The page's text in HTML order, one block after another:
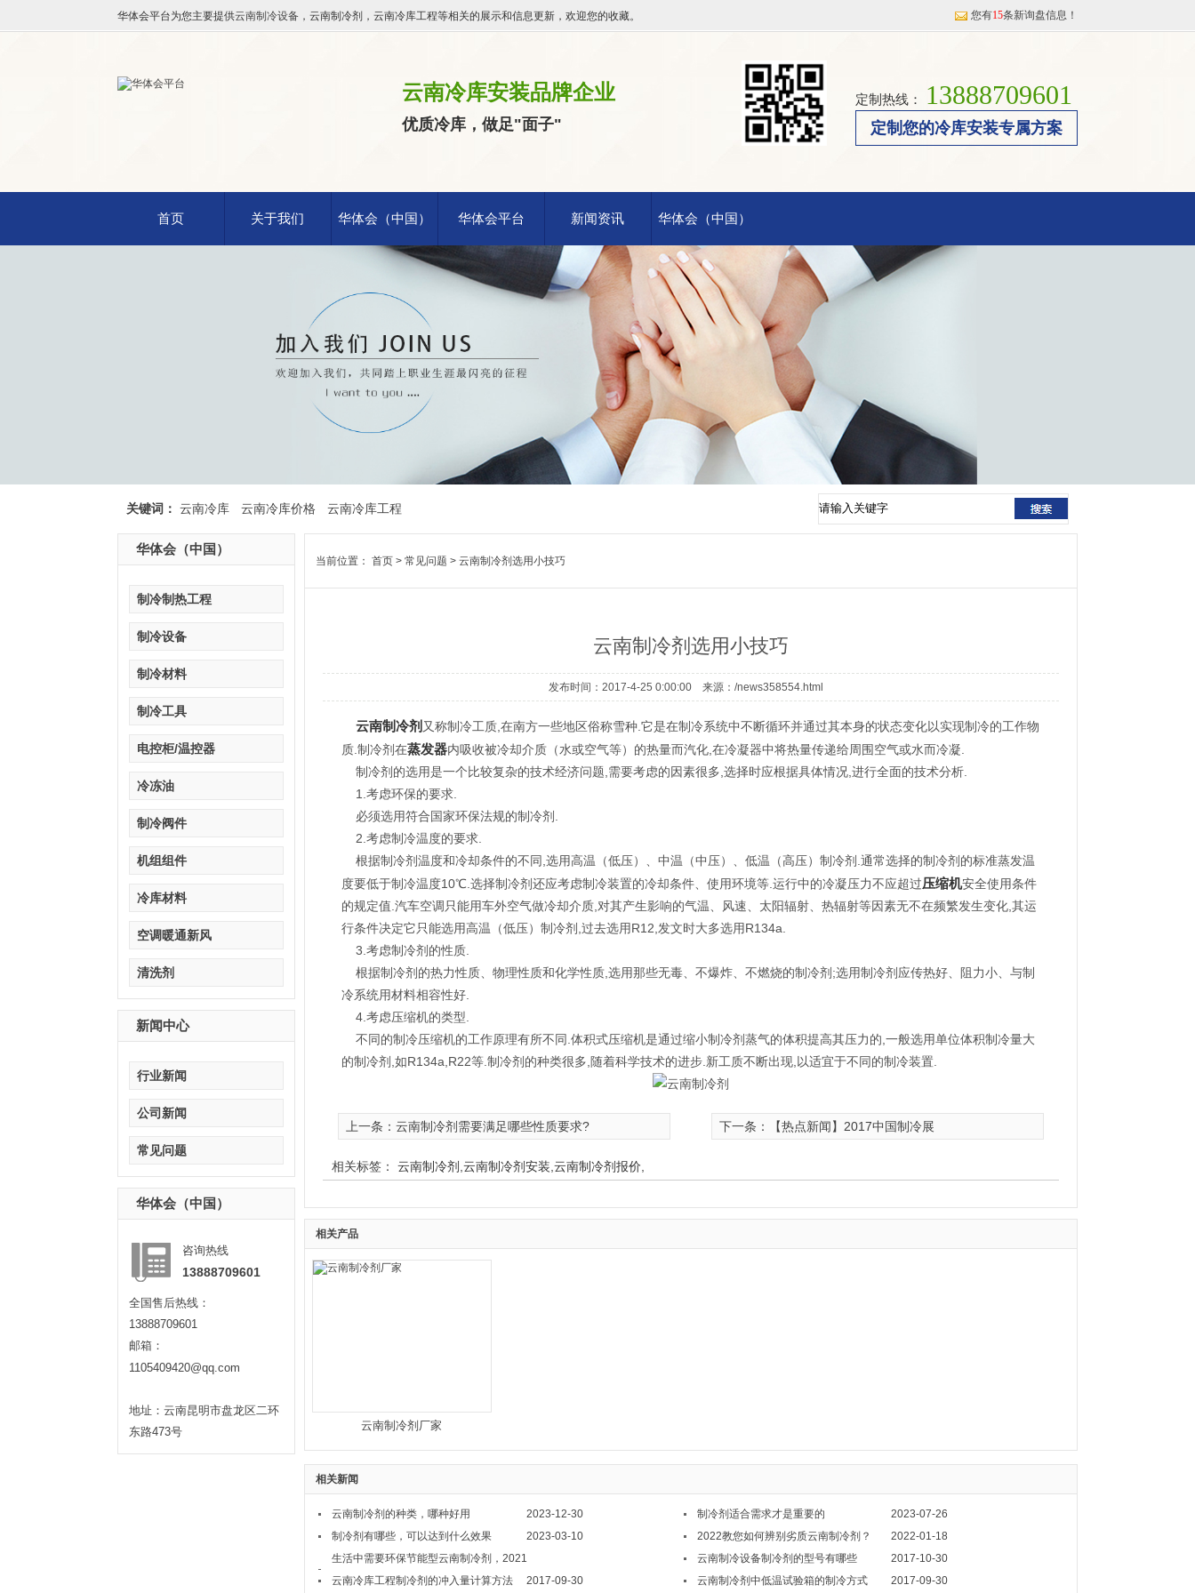
华体会平台为您主要提供云南制冷设备 ，云南制冷剂，云南冷库工程等相关的展示和信息更新，欢迎您的收藏。 您有15条新询盘信息！
云南冷库安装品牌企业
优质冷库，做足"面子"
定制热线： 13888709601
定制您的冷库安装专属方案
首页 关于我们 华体会（中国） 华体会平台 新闻资讯 华体会（中国）
关键词： 云南冷库 云南冷库价格 云南冷库工程
华体会（中国）
制冷制热工程
制冷设备
制冷材料
制冷工具
电控柜/温控器
冷冻油
制冷阀件
机组组件
冷库材料
空调暖通新风
清洗剂
新闻中心
行业新闻
公司新闻
常见问题
华体会（中国）
咨询热线
13888709601
全国售后热线：
13888709601
邮箱：
1105409420@qq.com
地址：云南昆明市盘龙区二环
东路473号
当前位置： 首页 > 常见问题 > 云南制冷剂选用小技巧
云南制冷剂选用小技巧
发布时间：2017-4-25 0:00:00 来源：/news358554.html
云南制冷剂 又称制冷工质,在南方一些地区俗称雪种.它是在制冷系统中不断循环并通过其本身的状态变化以实现制冷的工作物
质.制冷剂在蒸发器内吸收被冷却介质（水或空气等）的热量而汽化,在冷凝器中将热量传递给周围空气或水而冷凝.
制冷剂的选用是一个比较复杂的技术经济问题,需要考虑的因素很多,选择时应根据具体情况,进行全面的技术分析.
1.考虑环保的要求.
必须选用符合国家环保法规的制冷剂.
2.考虑制冷温度的要求.
根据制冷剂温度和冷却条件的不同,选用高温（低压）、中温（中压）、低温（高压）制冷剂.通常选择的制冷剂的标准蒸发温
度要低于制冷温度10℃.选择制冷剂还应考虑制冷装置的冷却条件、使用环境等.运行中的冷凝压力不应超过压缩机安全使用条件
的规定值.汽车空调只能用车外空气做冷却介质,对其产生影响的气温、风速、太阳辐射、热辐射等因素无不在频繁发生变化,其运
行条件决定它只能选用高温（低压）制冷剂,过去选用R12,发文时大多选用R134a.
3.考虑制冷剂的性质.
根据制冷剂的热力性质、物理性质和化学性质,选用那些无毒、不爆炸、不燃烧的制冷剂;选用制冷剂应传热好、阻力小、与制
冷系统用材料相容性好.
4.考虑压缩机的类型.
不同的制冷压缩机的工作原理有所不同.体积式压缩机是通过缩小制冷剂蒸气的体积提高其压力的,一般选用单位体积制冷量大
的制冷剂,如R134a,R22等.制冷剂的种类很多,随着科学技术的进步.新工质不断出现,以适宜于不同的制冷装置.
上一条： 云南制冷剂需要满足哪些性质要求? 下一条： 【热点新闻】2017中国制冷展
相关标签： 云南制冷剂 云南制冷剂安装 云南制冷剂报价
相关产品
云南制冷剂厂家
相关新闻
云南制冷剂的种类，哪种好用 2023-12-30 制冷剂适合需求才是重要的
2023-07-26
制冷剂有哪些，可以达到什么效果
2023-03-10 2022教您如何辨别劣质云南制冷剂？
2022-01-18
生活中需要环保节能型云南制冷剂，2021
2021-08-20
云南制冷设备制冷剂的型号有哪些
2017-10-30
云南冷库工程制冷剂的冲入量计算方法
2017-09-30 云南制冷剂中低温试验箱的制冷方式 2017-09-30